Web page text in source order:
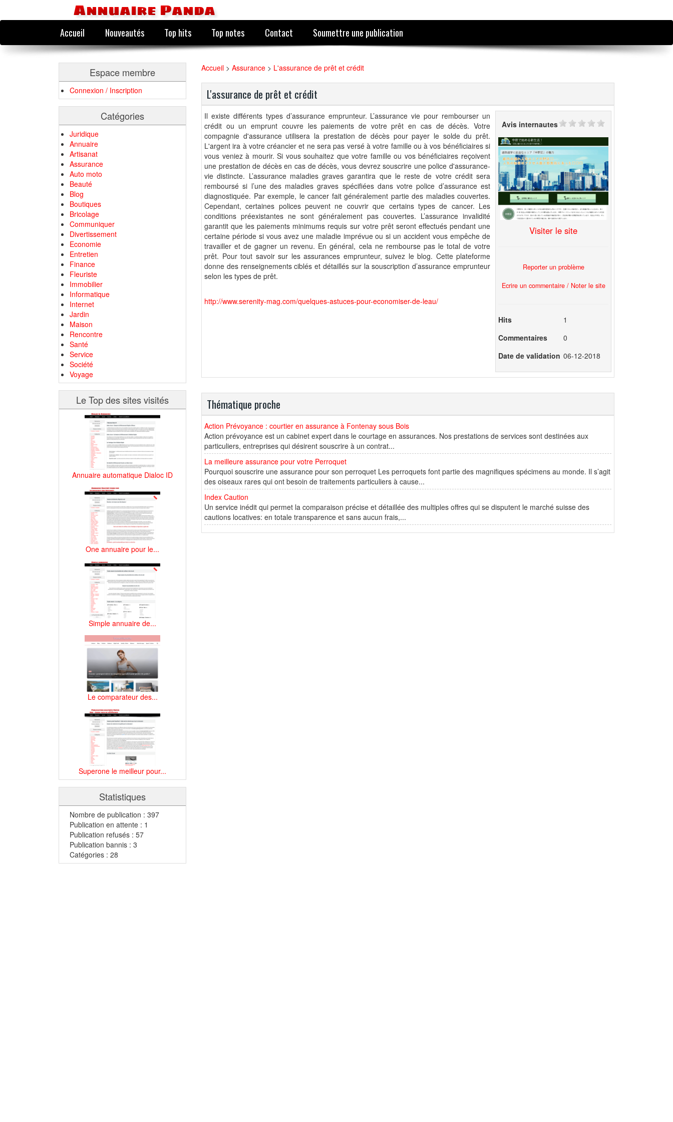
Annuaire Panda
Accueil Nouveautés Top hits Top notes Contact Soumettre une publication
Espace membre
Connexion / Inscription
Catégories
Juridique
Annuaire
Artisanat
Assurance
Auto moto
Beauté
Blog
Boutiques
Bricolage
Communiquer
Divertissement
Economie
Entretien
Finance
Fleuriste
Immobilier
Informatique
Internet
Jardin
Maison
Rencontre
Santé
Service
Société
Voyage
Le Top des sites visités
Annuaire automatique Dialoc ID
One annuaire pour le...
Simple annuaire de...
Le comparateur des...
Superone le meilleur pour...
Statistiques
Nombre de publication : 397
Publication en attente : 1
Publication refusés : 57
Publication bannis : 3
Catégories : 28
Accueil > Assurance > L'assurance de prêt et crédit
L'assurance de prêt et crédit
Il existe différents types d’assurance emprunteur. L’assurance vie pour rembourser un
crédit ou un emprunt couvre les paiements de votre prêt en cas de décès. Votre
compagnie d'assurance utilisera la prestation de décès pour payer le solde du prêt.
L'argent ira à votre créancier et ne sera pas versé à votre famille ou à vos bénéficiaires si
vous veniez à mourir. Si vous souhaitez que votre famille ou vos bénéficiaires reçoivent
une prestation de décès en cas de décès, vous devrez souscrire une police d'assurance-
vie distincte. L’assurance maladies graves garantira que le reste de votre crédit sera
remboursé si l’une des maladies graves spécifiées dans votre police d’assurance est
diagnostiquée. Par exemple, le cancer fait généralement partie des maladies couvertes.
Cependant, certaines polices peuvent ne couvrir que certains types de cancer. Les
conditions préexistantes ne sont généralement pas couvertes. L’assurance invalidité
garantit que les paiements minimums requis sur votre prêt seront effectués pendant une
certaine période si vous avez une maladie imprévue ou si un accident vous empêche de
travailler et de gagner un revenu. En général, cela ne rembourse pas le total de votre
prêt. Pour tout savoir sur les assurances emprunteur, suivez le blog. Cette plateforme
donne des renseignements ciblés et détaillés sur la souscription d’assurance emprunteur
selon les types de prêt.
http://www.serenity-mag.com/quelques-astuces-pour-economiser-de-leau/
Avis internautes
Visiter le site
Reporter un problème
Ecrire un commentaire / Noter le site
Hits
1
Commentaires
0
Date de validation 06-12-2018
Thématique proche
Action Prévoyance : courtier en assurance à Fontenay sous Bois
Action prévoyance est un cabinet expert dans le courtage en assurances. Nos prestations de services sont destinées aux
particuliers, entreprises qui désirent souscrire à un contrat...
La meilleure assurance pour votre Perroquet
Pourquoi souscrire une assurance pour son perroquet Les perroquets font partie des magnifiques spécimens au monde. Il s’agit
des oiseaux rares qui ont besoin de traitements particuliers à cause...
Index Caution
Un service inédit qui permet la comparaison précise et détaillée des multiples offres qui se disputent le marché suisse des
cautions locatives: en totale transparence et sans aucun frais,...